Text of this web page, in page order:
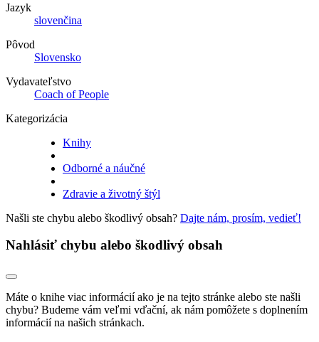
Jazyk
slovenčina
Pôvod
Slovensko
Vydavateľstvo
Coach of People
Kategorizácia
Knihy
Odborné a náučné
Zdravie a životný štýl
Našli ste chybu alebo škodlivý obsah? Dajte nám, prosím, vedieť!
Nahlásiť chybu alebo škodlivý obsah
Máte o knihe viac informácií ako je na tejto stránke alebo ste našli
chybu? Budeme vám veľmi vďační, ak nám pomôžete s doplnením
informácií na našich stránkach.